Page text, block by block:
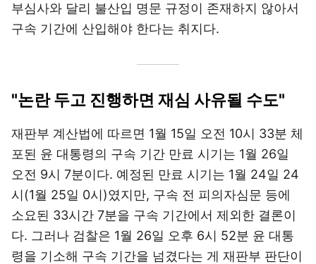
부심사와 달리 불산입 명문 규정이 존재하지 않아서
구속 기간에 산입해야 한다는 취지다.
"논란 두고 진행하면 재심 사유될 수도"
재판부 계산법에 따르면 1월 15일 오전 10시 33분 체
포된 윤 대통령의 구속 기간 만료 시기는 1월 26일
오전 9시 7분이다. 예정된 만료 시기는 1월 24일 24
시(1월 25일 0시)였지만, 구속 전 피의자심문 등에
소요된 33시간 7분을 구속 기간에서 제외한 결론이
다. 그러나 검찰은 1월 26일 오후 6시 52분 윤 대통
령을 기소해 구속 기간을 넘겼다는 게 재판부 판단이